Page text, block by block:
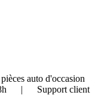
auto d'occasion
| Support client